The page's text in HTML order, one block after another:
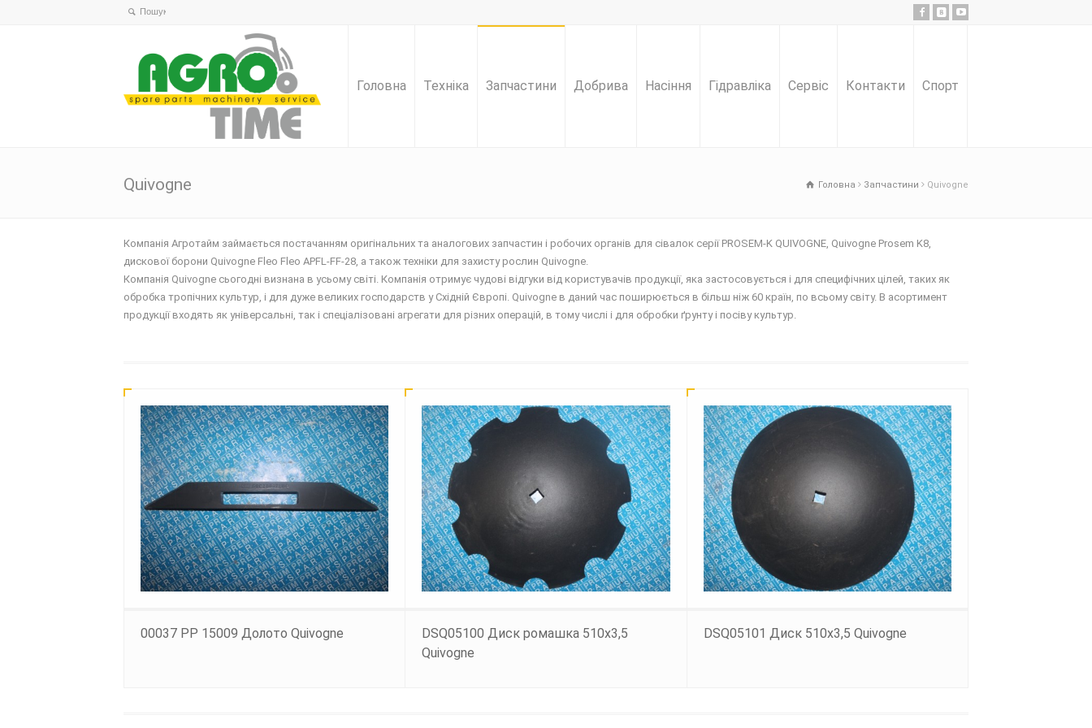
Головна Техніка Запчастини Добрива Насіння Гідравліка Сервіс Контакти Спорт
Quivogne Головна Запчастини Quivogne
Компанія Агротайм займається постачанням оригінальних та аналогових запчастин і робочих органів для сівалок серії PROSEM-K QUIVOGNE, Quivogne Prosem K8,
дискової борони Quivogne Fleo Fleo APFL-FF-28, а також техніки для захисту рослин Quivogne.
Компанія Quivogne сьогодні визнана в усьому світі. Компанія отримує чудові відгуки від користувачів продукції, яка застосовується і для специфічних цілей, таких як
обробка тропічних культур, і для дуже великих господарств у Східній Європі. Quivogne в даний час поширюється в більш ніж 60 країн, по всьому світу. В асортимент
продукції входять як універсальні, так і спеціалізовані агрегати для різних операцій, в тому числі і для обробки ґрунту і посіву культур.
00037 PP 15009 Долото Quivogne
DSQ05100 Диск ромашка 510х3,5
Quivogne
DSQ05101 Диск 510х3,5 Quivogne